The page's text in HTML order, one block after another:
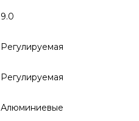
9.0
Регулируемая
Регулируемая
Алюминиевые